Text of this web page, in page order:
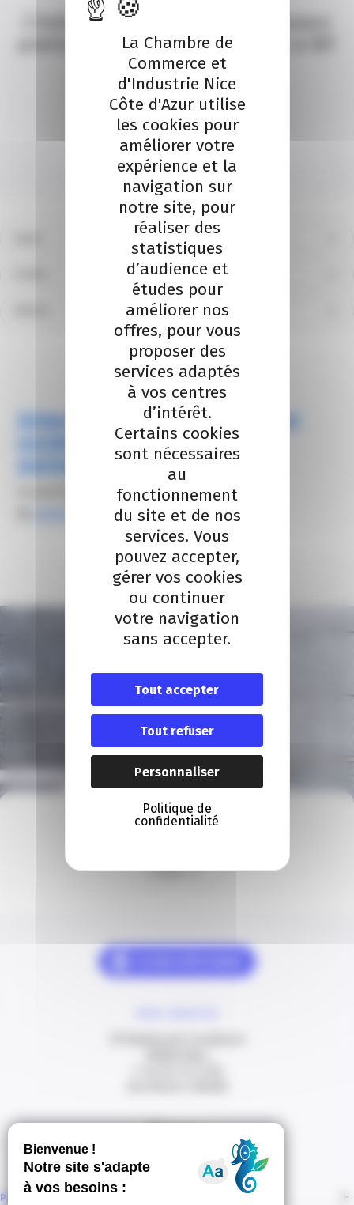
A LA UNE
L’industrie, le bâtiment, les travaux
publics et la tech se retrouvent à IBT
Côte d’Azur
24 Juil 2026
Explorer
Réinitialiser
Dirigeant d’entreprise : comment
protéger efficacement votre
patrimoine ?
elodie carsalade
À VOTRE ÉCOUTE
Contact
PAGES
La Chambre de
Commerce et
d'Industrie Nice
Côte d'Azur utilise
les cookies pour
améliorer votre
expérience et la
navigation sur
notre site, pour
réaliser des
statistiques
d’audience et
études pour
améliorer nos
offres, pour vous
proposer des
services adaptés
à vos centres
d’intérêt.
Certains cookies
sont nécessaires
au
fonctionnement
du site et de nos
services. Vous
pouvez accepter,
gérer vos cookies
ou continuer
votre navigation
sans accepter.
Tout accepter
Tout refuser
Personnaliser
Politique de
confidentialité